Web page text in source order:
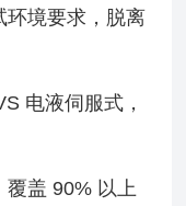
环境要求，脱离
电液伺服式，
覆盖 90% 以上